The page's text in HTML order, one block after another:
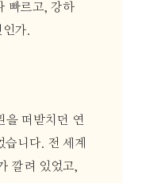
빠르고, 강하
가.
을 떠받치던 연
니다. 전 세계
깔려 있었고,